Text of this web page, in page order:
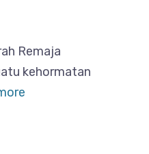
Remaja
kehormatan